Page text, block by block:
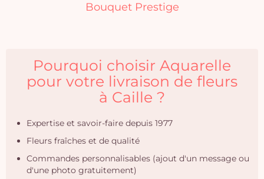
Bouquet Prestige
Pourquoi choisir Aquarelle
pour votre livraison de fleurs
à Caille ?
Expertise et savoir-faire depuis 1977
Fleurs fraîches et de qualité
Commandes personnalisables (ajout d'un message ou
d'une photo gratuitement)